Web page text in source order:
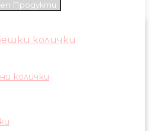
Продукти
колички
колички